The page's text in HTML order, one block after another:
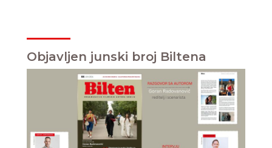
Objavljen junski broj Biltena